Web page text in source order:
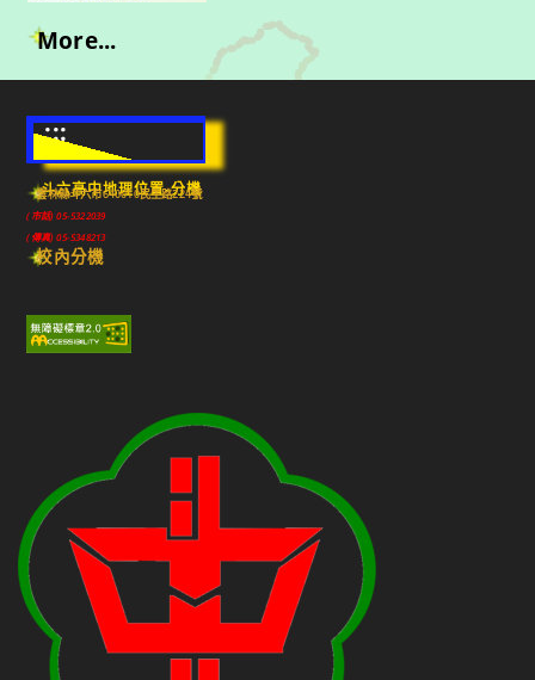
More...
:::
斗六高中地理位置-分機
雲林縣斗六市640010民生路224號
(市話) 05-5322039
(傳真) 05-5348213
校內分機